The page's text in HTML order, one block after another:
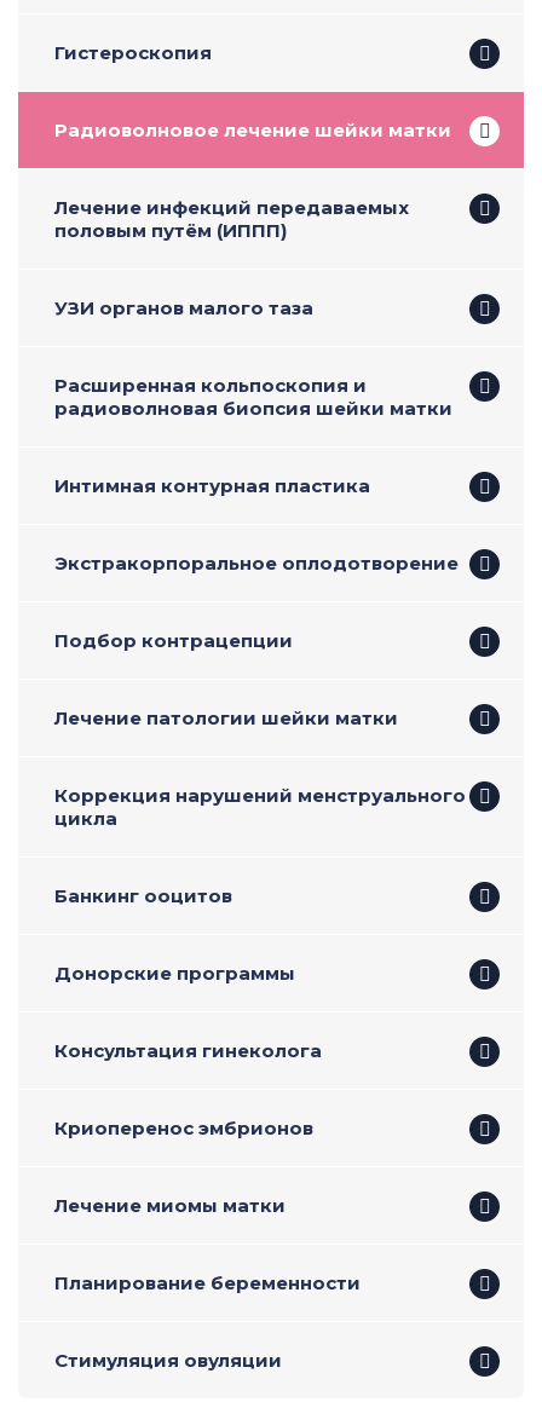
Гистероскопия
Радиоволновое лечение шейки матки
Лечение инфекций передаваемых
половым путём (ИППП)
УЗИ органов малого таза
Расширенная кольпоскопия и
радиоволновая биопсия шейки матки
Интимная контурная пластика
Экстракорпоральное оплодотворение
Подбор контрацепции
Лечение патологии шейки матки
Коррекция нарушений менструального
цикла
Банкинг ооцитов
Донорские программы
Консультация гинеколога
Криоперенос эмбрионов
Лечение миомы матки
Планирование беременности
Стимуляция овуляции